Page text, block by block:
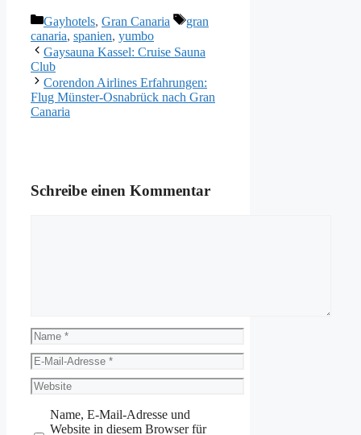
Kategorien
Gayhotels, Gran Canaria Schlagwörter
gran
canaria, spanien, yumbo
Gaysauna Kassel: Cruise Sauna
Club
Corendon Airlines Erfahrungen:
Flug Münster-Osnabrück nach Gran
Canaria
Schreibe einen Kommentar
Name
E-
Mail-
Adresse
Website
Name, E-Mail-Adresse und
Website in diesem Browser für